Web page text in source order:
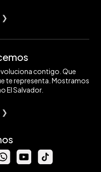
❯
contigo. Que
te representa. Mostramos
El Salvador.
❯